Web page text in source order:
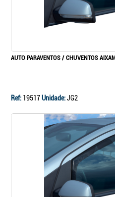
AUTO PARAVENTOS / CHUVENTOS
Ref: 19517Unidade:JG2
Continuar a